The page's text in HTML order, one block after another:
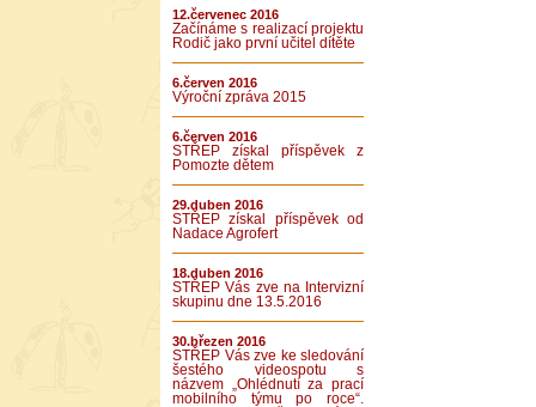
12.červenec 2016
Začínáme s realizací projektu
Rodič jako první učitel dítěte
6.červen 2016
Výroční zpráva 2015
6.červen 2016
STŘEP získal příspěvek z
Pomozte dětem
29.duben 2016
STŘEP získal příspěvek od
Nadace Agrofert
18.duben 2016
STŘEP Vás zve na Intervizní
skupinu dne 13.5.2016
30.březen 2016
STŘEP Vás zve ke sledování
šestého videospotu s
názvem „Ohlédnutí za prací
mobilního týmu po roce“.